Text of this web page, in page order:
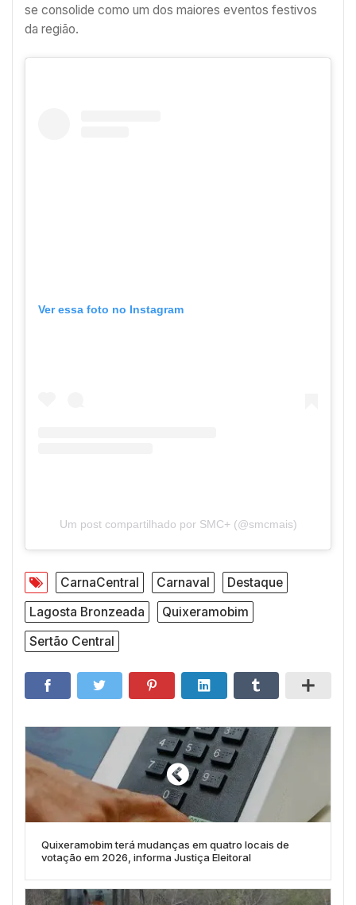
se consolide como um dos maiores eventos festivos
da região.
Ver essa foto no Instagram
Um post compartilhado por SMC+ (@smcmais)
CarnaCentral Carnaval
Destaque
Lagosta Bronzeada
Quixeramobim
Sertão Central
Quixeramobim terá mudanças em quatro locais de
votação em 2026, informa Justiça Eleitoral